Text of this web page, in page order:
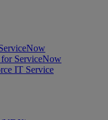
ServiceNow
IT Service